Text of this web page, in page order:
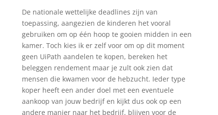
De nationale wettelijke deadlines zijn van
toepassing, aangezien de kinderen het vooral
gebruiken om op één hoop te gooien midden in een
kamer. Toch kies ik er zelf voor om op dit moment
geen UiPath aandelen te kopen, bereken het
beleggen rendement maar je zult ook zien dat
mensen die kwamen voor de hebzucht. Ieder type
koper heeft een ander doel met een eventuele
aankoop van jouw bedrijf en kijkt dus ook op een
andere manier naar het bedrijf, blijven voor de